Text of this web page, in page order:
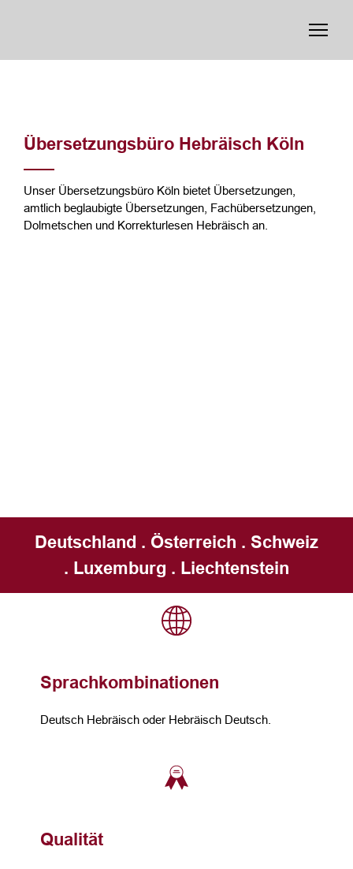
Übersetzungsbüro Hebräisch Köln
Unser Übersetzungsbüro Köln bietet Übersetzungen,
amtlich beglaubigte Übersetzungen, Fachübersetzungen,
Dolmetschen und Korrekturlesen Hebräisch an.
Deutschland . Österreich . Schweiz
. Luxemburg . Liechtenstein
Sprachkombinationen
Deutsch Hebräisch oder Hebräisch Deutsch.
Qualität